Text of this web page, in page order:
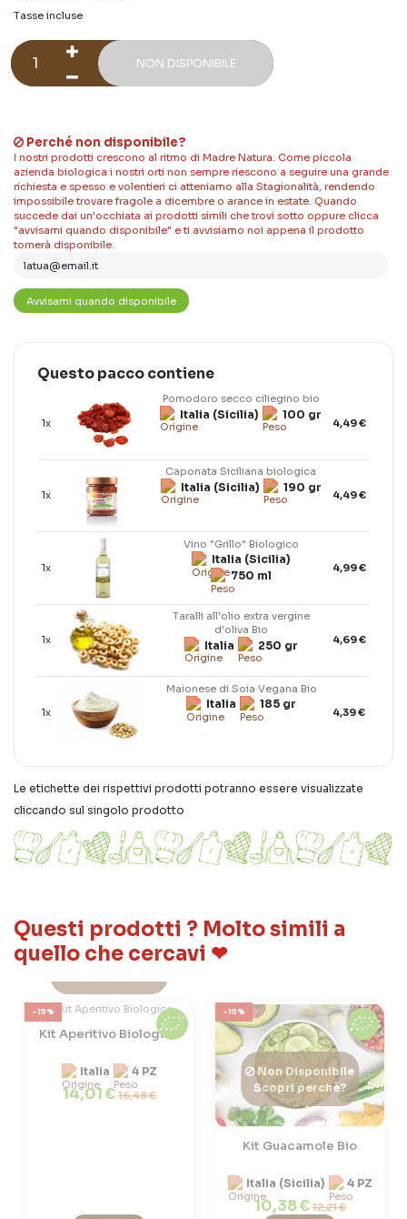
Tasse incluse
NON DISPONIBILE
Perché non disponibile?
I nostri prodotti crescono al ritmo di Madre Natura. Come piccola
azienda biologica i nostri orti non sempre riescono a seguire una grande
richiesta e spesso e volentieri ci atteniamo alla Stagionalità, rendendo
impossibile trovare fragole a dicembre o arance in estate. Quando
succede dai un'occhiata ai prodotti simili che trovi sotto oppure clicca
"avvisami quando disponibile" e ti avvisiamo noi appena il prodotto
tornerà disponibile.
Questo pacco contiene
1x
Pomodoro secco ciliegino bio
Italia (Sicilia) 100 gr
4,49 €
1x
Caponata Siciliana biologica
Italia (Sicilia) 190 gr
4,49 €
1x
Vino "Grillo" Biologico
Italia (Sicilia)
750 ml
4,99 €
1x
Taralli all'olio extra vergine
d'oliva Bio
Italia 250 gr 4,69 €
1x
Maionese di Soia Vegana Bio
Italia 185 gr
4,39 €
Le etichette dei rispettivi prodotti potranno essere visualizzate
cliccando sul singolo prodotto
Questi prodotti ? Molto simili a
quello che cercavi ❤
-15%
Non Disponibile
Kit Aperitivo Biologico
Italia 4 PZ
14,01 €16,48 €
-15%
Non Disponibile
Scopri perchè?
Kit Guacamole Bio
Italia (Sicilia) 4 PZ
10,38 €12,21 €